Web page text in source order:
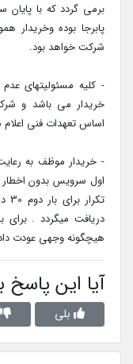
برمی گردد که با
پابرجا بوده وخریدار
شرکت خواهد بود.
- کلیه مسئولیتهای
خریدار می باشد و
اساس تعهدات فنی
- خریدار موظف به
اول سرویس بدون
دریافت میگردد .
هیچگونه وجهی عودت
آیا این